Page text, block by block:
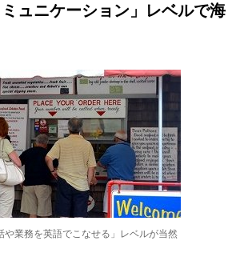
ミュニケーション」レベルで海
や業務を英語でこなせる」レベルが当然